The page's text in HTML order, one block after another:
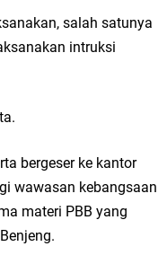
Gresik Berbenah dan
salah satunya
intruksi
bergeser ke kantor
wawasan kebangsaan
materi PBB yang